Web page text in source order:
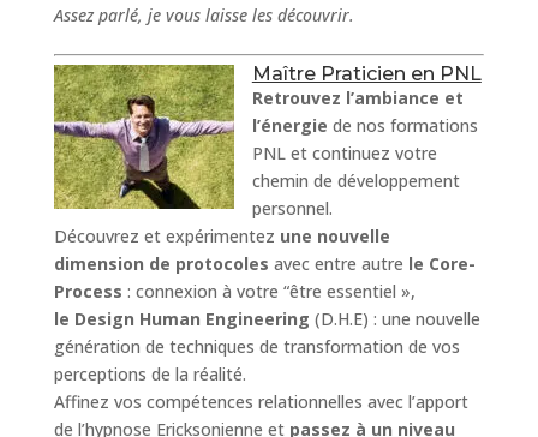
Assez parlé, je vous laisse les découvrir.
Maître Praticien en PNL
Retrouvez l’ambiance et
l’énergie de nos formations
PNL et continuez votre
chemin de développement
personnel.
Découvrez et expérimentez une nouvelle
dimension de protocoles avec entre autre le Core-
Process : connexion à votre “être essentiel »,
le Design Human Engineering (D.H.E) : une nouvelle
génération de techniques de transformation de vos
perceptions de la réalité.
Affinez vos compétences relationnelles avec l’apport
de l’hypnose Ericksonienne et passez à un niveau